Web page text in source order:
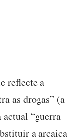
reflecte a
as drogas” (a
actual “guerra
a arcaica